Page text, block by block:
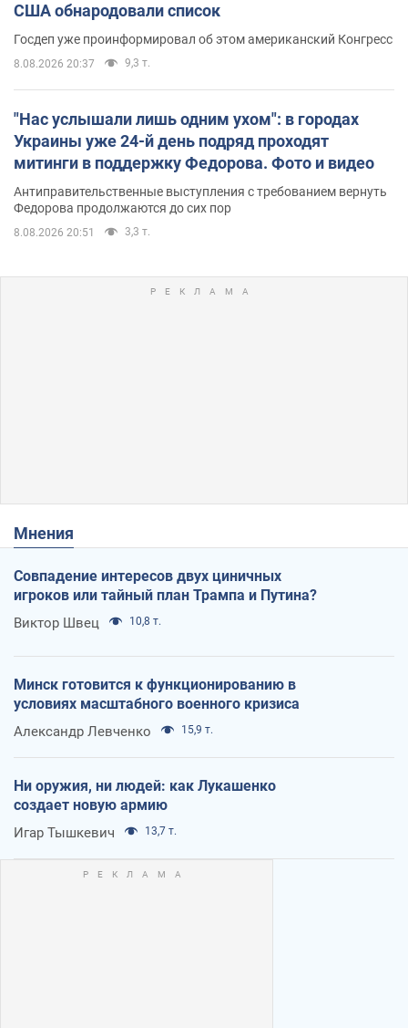
США обнародовали список
Госдеп уже проинформировал об этом американский Конгресс
8.08.2026 20:37 9,3 т.
"Нас услышали лишь одним ухом": в городах
Украины уже 24-й день подряд проходят
митинги в поддержку Федорова. Фото и видео
Антиправительственные выступления с требованием вернуть
Федорова продолжаются до сих пор
8.08.2026 20:51 3,3 т.
Мнения
Совпадение интересов двух циничных
игроков или тайный план Трампа и Путина?
Виктор Швец 10,8 т.
Минск готовится к функционированию в
условиях масштабного военного кризиса
Александр Левченко 15,9 т.
Ни оружия, ни людей: как Лукашенко
создает новую армию
Игар Тышкевич 13,7 т.